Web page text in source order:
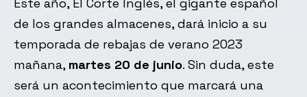
Este año, El Corte Inglés, el gigante español
de los grandes almacenes, dará inicio a su
temporada de rebajas de verano 2023
mañana, martes 20 de junio. Sin duda, este
será un acontecimiento que marcará una